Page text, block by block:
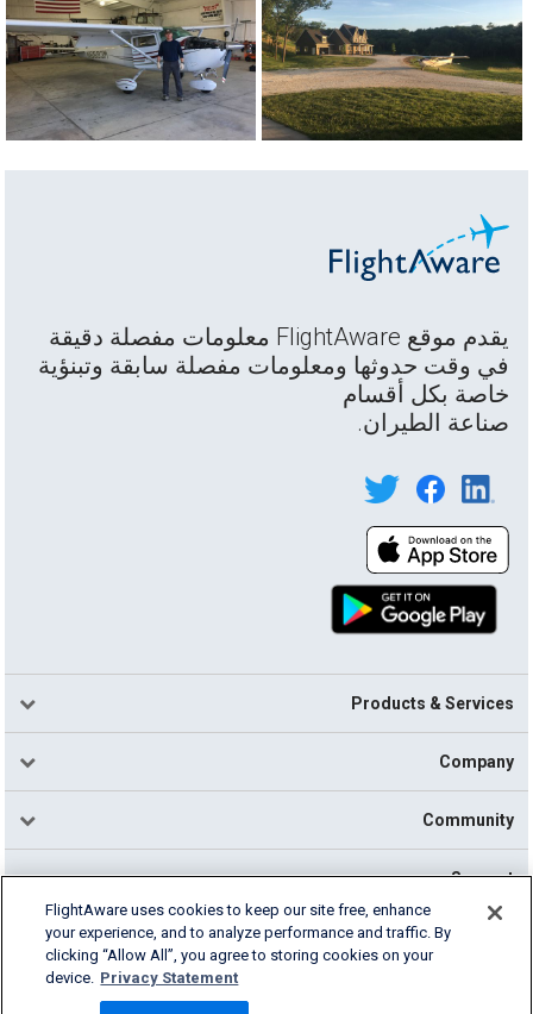
يقدم موقع FlightAware معلومات مفصلة دقيقة
في وقت حدوثها ومعلومات مفصلة سابقة وتبنؤية
خاصة بكل أقسام
صناعة الطيران.
Products & Services
Company
Community
Support
Cookie Settings
FlightAware uses cookies to keep our site free, enhance
your experience, and to analyze performance and traffic. By
clicking “Allow All”, you agree to storing cookies on your
device. Privacy Statement